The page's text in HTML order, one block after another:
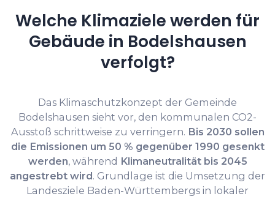
Welche Klimaziele werden für
Gebäude in Bodelshausen
verfolgt?
Das Klimaschutzkonzept der Gemeinde
Bodelshausen sieht vor, den kommunalen CO2-
Ausstoß schrittweise zu verringern. Bis 2030 sollen
die Emissionen um 50 % gegenüber 1990 gesenkt
werden, während Klimaneutralität bis 2045
angestrebt wird. Grundlage ist die Umsetzung der
Landesziele Baden-Württembergs in lokaler